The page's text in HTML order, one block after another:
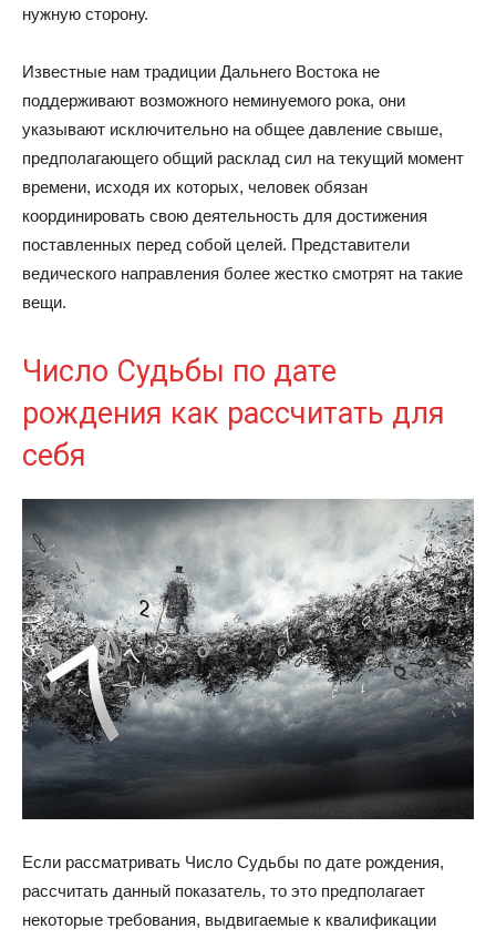
нужную сторону.
Известные нам традиции Дальнего Востока не
поддерживают возможного неминуемого рока, они
указывают исключительно на общее давление свыше,
предполагающего общий расклад сил на текущий момент
времени, исходя их которых, человек обязан
координировать свою деятельность для достижения
поставленных перед собой целей. Представители
ведического направления более жестко смотрят на такие
вещи.
Число Судьбы по дате
рождения как рассчитать для
себя
Если рассматривать Число Судьбы по дате рождения,
рассчитать данный показатель, то это предполагает
некоторые требования, выдвигаемые к квалификации